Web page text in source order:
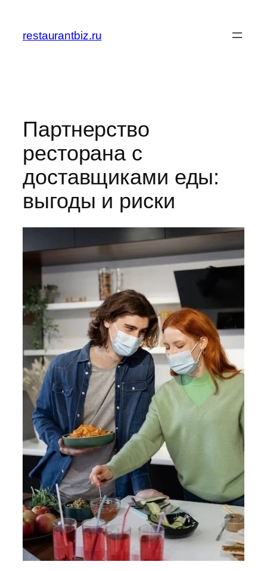
содержимому
restaurantbiz.ru
Партнерство
ресторана с
доставщиками еды:
выгоды и риски